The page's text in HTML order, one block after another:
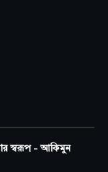
স্বরূপ - আকিমুন